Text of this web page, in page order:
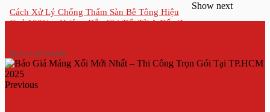
Cách Xử Lý Chống Thấm Sàn Bê Tông Hiệu
Quả 100% – Hướng Dẫn Chi Tiết Từ A Đến Z
Dịch vụ chống thấm
Show next
Previous